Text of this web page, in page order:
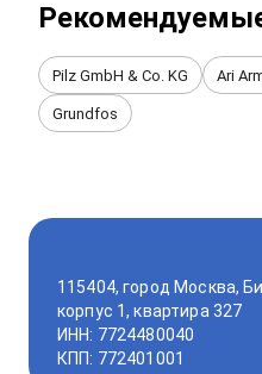
Pilz GmbH & Co. KG Ari
Grundfos
115404, город Москва,
корпус 1, квартира 327
ИНН: 7724480040
КПП: 772401001